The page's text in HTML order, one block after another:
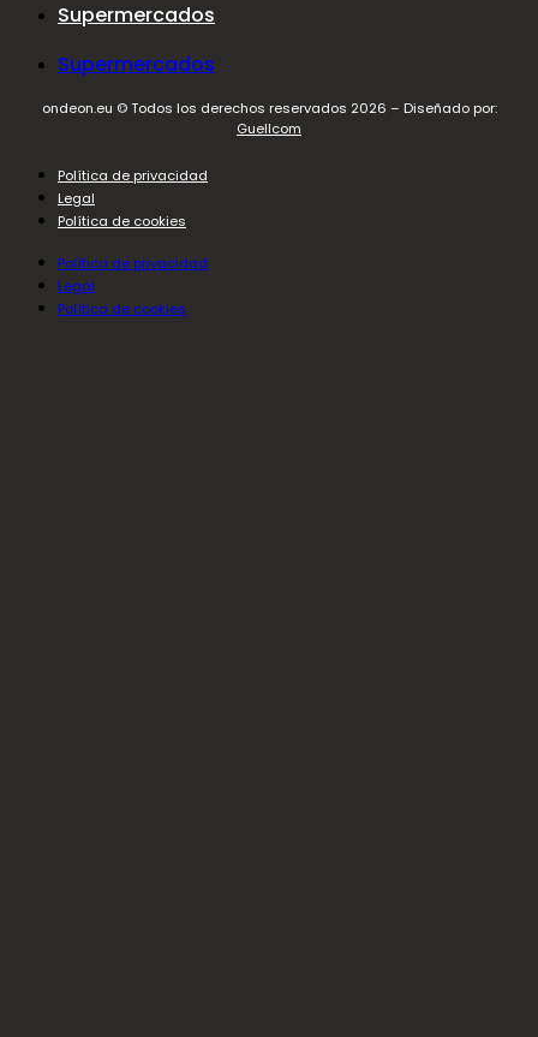
Supermercados
Supermercados
ondeon.eu © Todos los derechos reservados 2026 – Diseñado por:
Guellcom
Política de privacidad
Legal
Política de cookies
Política de privacidad
Legal
Política de cookies